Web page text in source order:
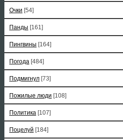
Очки [54]
Панды [161]
Пингвины [164]
Погода [484]
Подмигнул [73]
Пожилые люди [108]
Политика [107]
Поцелуй [184]